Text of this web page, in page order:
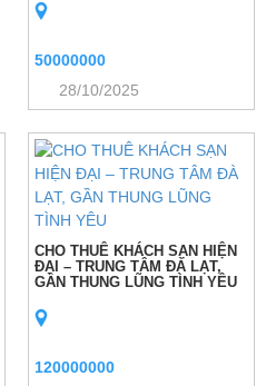
50000000
28/10/2025
CHO THUÊ KHÁCH SẠN HIỆN
ĐẠI – TRUNG TÂM ĐÀ LẠT,
GẦN THUNG LŨNG TÌNH YÊU
120000000